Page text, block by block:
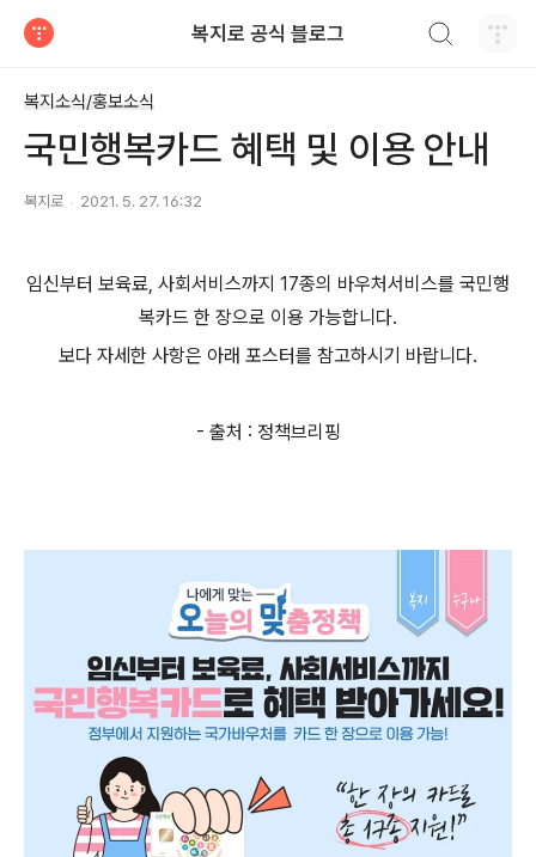
복지로 공식 블로그
복지소식/홍보소식
국민행복카드 혜택 및 이용 안내
복지로 2021. 5. 27. 16:32
임신부터 보육료, 사회서비스까지 17종의 바우처서비스를 국민행
복카드 한 장으로 이용 가능합니다.
보다 자세한 사항은 아래 포스터를 참고하시기 바랍니다.
- 출처 : 정책브리핑